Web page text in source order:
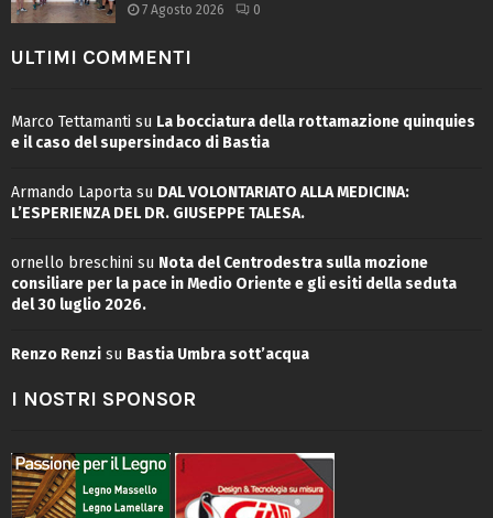
7 Agosto 2026 0
ULTIMI COMMENTI
Marco Tettamanti su La bocciatura della rottamazione quinquies
e il caso del supersindaco di Bastia
Armando Laporta su DAL VOLONTARIATO ALLA MEDICINA:
L’ESPERIENZA DEL DR. GIUSEPPE TALESA.
ornello breschini su Nota del Centrodestra sulla mozione
consiliare per la pace in Medio Oriente e gli esiti della seduta
del 30 luglio 2026.
Renzo Renzi su Bastia Umbra sott’acqua
I NOSTRI SPONSOR